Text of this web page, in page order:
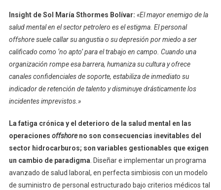
Insight de Sol María Sthormes Bolívar: «El mayor enemigo de la
salud mental en el sector petrolero es el estigma. El personal
offshore suele callar su angustia o su depresión por miedo a ser
calificado como ‘no apto’ para el trabajo en campo. Cuando una
organización rompe esa barrera, humaniza su cultura y ofrece
canales confidenciales de soporte, estabiliza de inmediato su
indicador de retención de talento y disminuye drásticamente los
incidentes imprevistos.»
La fatiga crónica y el deterioro de la salud mental en las
operaciones offshoreno son consecuencias inevitables del
sector hidrocarburos; son variables gestionables que exigen
un cambio de paradigma . Diseñar e implementar un programa
avanzado de salud laboral, en perfecta simbiosis con un modelo
de suministro de personal estructurado bajo criterios médicos tal